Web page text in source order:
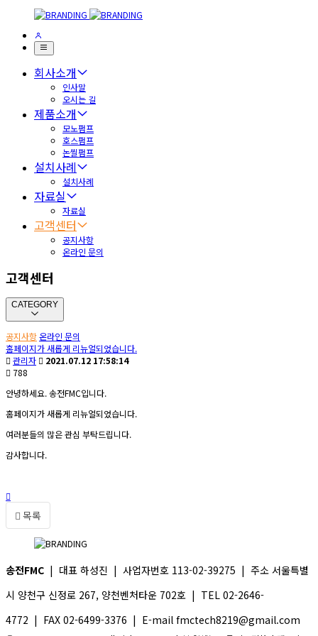
회사소개
인사말
오시는 길
제품소개
모노펌프
호스펌프
논씰펌프
설치사례
설치사례
자료실
자료실
고객센터
공지사항
온라인 문의
고객센터
CATEGORY
공지사항온라인 문의
홈페이지가 새롭게 리뉴얼되었습니다.
관리자
2021.07.12 17:58:14
788
안녕하세요. 송전FMC입니다.
홈페이지가 새롭게 리뉴얼되었습니다.
여러분들의 많은 관심 부탁드립니다.
감사합니다.
목록
송전FMC | 대표 하성진 | 사업자번호 113-02-39275 | 주소 서울특별
시 양천구 신정로 267, 양천벤처타운 702호 | TEL 02-2646-
4772 | FAX 02-6499-3376 | E-mail fmctech8219@gmail.com